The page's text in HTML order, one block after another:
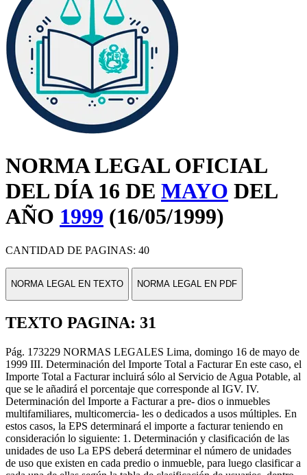
NORMA LEGAL OFICIAL
DEL DÍA 16 DE MAYO DEL
AÑO 1999 (16/05/1999)
CANTIDAD DE PAGINAS: 40
NORMA LEGAL EN TEXTO NORMA LEGAL EN PDF
TEXTO PAGINA: 31
Pág. 173229 NORMAS LEGALES Lima, domingo 16 de mayo de
1999 III. Determinación del Importe Total a Facturar En este caso, el
Importe Total a Facturar incluirá sólo al Servicio de Agua Potable, al
que se le añadirá el porcentaje que corresponde al IGV. IV.
Determinación del Importe a Facturar a pre- dios o inmuebles
multifamiliares, multicomercia- les o dedicados a usos múltiples. En
estos casos, la EPS determinará el importe a facturar teniendo en
consideración lo siguiente: 1. Determinación y clasificación de las
unidades de uso La EPS deberá determinar el número de unidades
de uso que existen en cada predio o inmueble, para luego clasificar a